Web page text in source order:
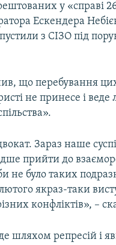
у «справі
Ескендера
з СІЗО під
що перебування
не принесе і
Зараз наше
прийти до
не було таких
якраз-таки
конфліктів», –
шляхом репресій і